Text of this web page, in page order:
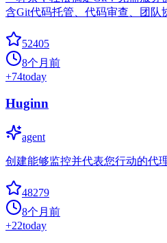
含Git代码托管、代码审查、团队
52405
8个月前
+74today
Huginn
agent
创建能够监控并代表您行动的代
48279
8个月前
+22today